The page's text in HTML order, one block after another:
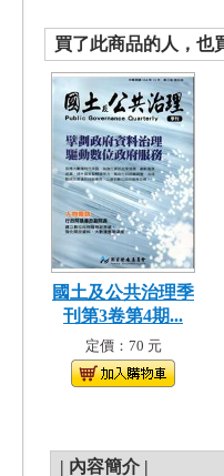
買了此商品的人，也
國土及公共治理季
刊第3卷第4期...
定價：70 元
| 內容簡介 |